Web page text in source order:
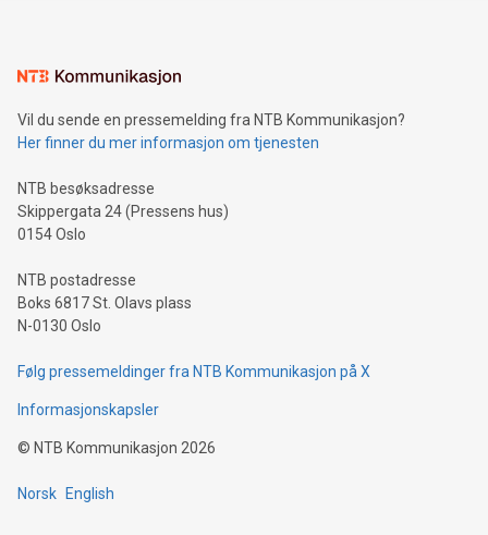
Vil du sende en pressemelding fra NTB Kommunikasjon?
Her finner du mer informasjon om tjenesten
NTB besøksadresse
Skippergata 24 (Pressens hus)
0154 Oslo
NTB postadresse
Boks 6817 St. Olavs plass
N-0130 Oslo
Følg pressemeldinger fra NTB Kommunikasjon på X
Informasjonskapsler
© NTB Kommunikasjon 2026
Norsk English